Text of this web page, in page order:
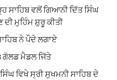
ਸਾਹਿਬ ਵਲੋਂ ਗਿਆਨੀ ਦਿੱਤ ਸਿੰਘ
ਦੀ ਮੁਹਿੰਮ ਸ਼ੁਰੂ ਕੀਤੀ
ਨੇ ਪੌਦੇ ਲਗਾਏ
ਗੋਲਡ ਮੈਡਲ ਜਿੱਤੇ
ਵਿਖੇ ਸ੍ਰੀ ਸੁਖਮਨੀ ਸਾਹਿਬ ਦੇ